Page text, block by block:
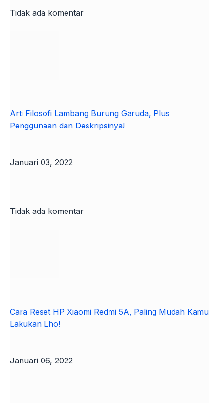
Tidak ada komentar
Arti Filosofi Lambang Burung Garuda, Plus
Penggunaan dan Deskripsinya!
Januari 03, 2022
Tidak ada komentar
Cara Reset HP Xiaomi Redmi 5A, Paling Mudah Kamu
Lakukan Lho!
Januari 06, 2022